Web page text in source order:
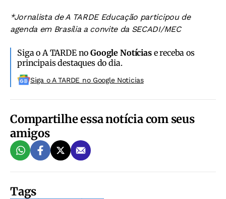
*Jornalista de A TARDE Educação participou de
agenda em Brasília a convite da SECADI/MEC
Siga o A TARDE noGoogle Notíciase receba os
principais destaques do dia.
Siga o A TARDE no Google Noticias
Compartilhe essa notícia com seus
amigos
Tags